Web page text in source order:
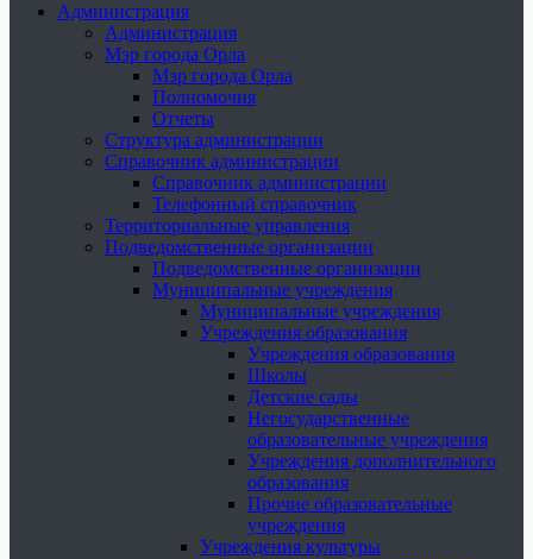
Администрация
Администрация
Мэр города Орла
Мэр города Орла
Полномочия
Отчеты
Структура администрации
Справочник администрации
Справочник администрации
Телефонный справочник
Территориальные управления
Подведомственные организации
Подведомственные организации
Муниципальные учреждения
Муниципальные учреждения
Учреждения образования
Учреждения образования
Школы
Детские сады
Негосударственные
образовательные учреждения
Учреждения дополнительного
образования
Прочие образовательные
учреждения
Учреждения культуры